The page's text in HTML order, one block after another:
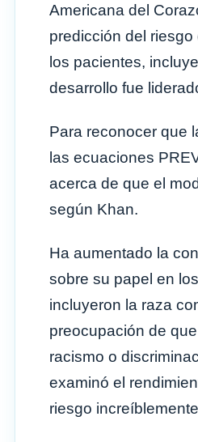
Americana del
predicción del
los pacientes,
desarrollo fue
Para reconocer que
las ecuaciones
acerca de que el
según Khan.
Ha aumentado la
sobre su papel en
incluyeron la raza
preocupación de
racismo o
examinó el
riesgo